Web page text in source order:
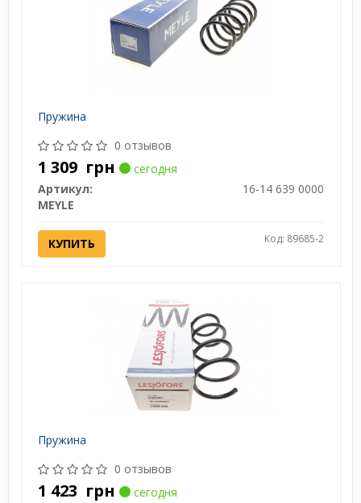
Пружина
0 отзывов
1 309 грн
сегодня
Артикул:
16-14 639 0000
MEYLE
КУПИТЬ Код: 89685-2
Пружина
0 отзывов
1 423 грн
сегодня